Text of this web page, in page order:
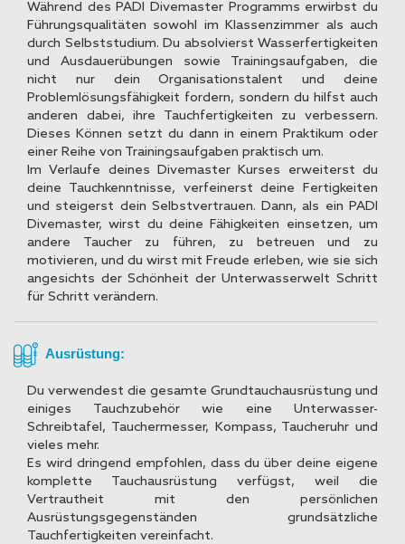
Während des PADI Divemaster Programms erwirbst du
Führungsqualitäten sowohl im Klassenzimmer als auch
durch Selbststudium. Du absolvierst Wasserfertigkeiten
und Ausdauerübungen sowie Trainingsaufgaben, die
nicht nur dein Organisationstalent und deine
Problemlösungsfähigkeit fordern, sondern du hilfst auch
anderen dabei, ihre Tauchfertigkeiten zu verbessern.
Dieses Können setzt du dann in einem Praktikum oder
einer Reihe von Trainingsaufgaben praktisch um.
Im Verlaufe deines Divemaster Kurses erweiterst du
deine Tauchkenntnisse, verfeinerst deine Fertigkeiten
und steigerst dein Selbstvertrauen. Dann, als ein PADI
Divemaster, wirst du deine Fähigkeiten einsetzen, um
andere Taucher zu führen, zu betreuen und zu
motivieren, und du wirst mit Freude erleben, wie sie sich
angesichts der Schönheit der Unterwasserwelt Schritt
für Schritt verändern.
Ausrüstung:
Du verwendest die gesamte Grundtauchausrüstung und
einiges Tauchzubehör wie eine Unterwasser-
Schreibtafel, Tauchermesser, Kompass, Taucheruhr und
vieles mehr.
Es wird dringend empfohlen, dass du über deine eigene
komplette Tauchausrüstung verfügst, weil die
Vertrautheit mit den persönlichen
Ausrüstungsgegenständen grundsätzliche
Tauchfertigkeiten vereinfacht.